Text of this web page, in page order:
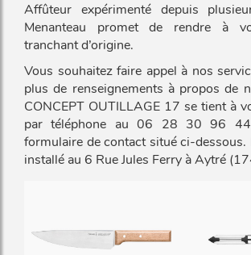
Affûteur expérimenté depuis
Menanteau promet de rendre à
tranchant d’origine.
Vous souhaitez faire appel à nos
plus de renseignements à propos de
CONCEPT OUTILLAGE 17 se tient à
par téléphone au 06 28 30 96
formulaire de contact situé ci-dessous.
installé au 6 Rue Jules Ferry à Aytré